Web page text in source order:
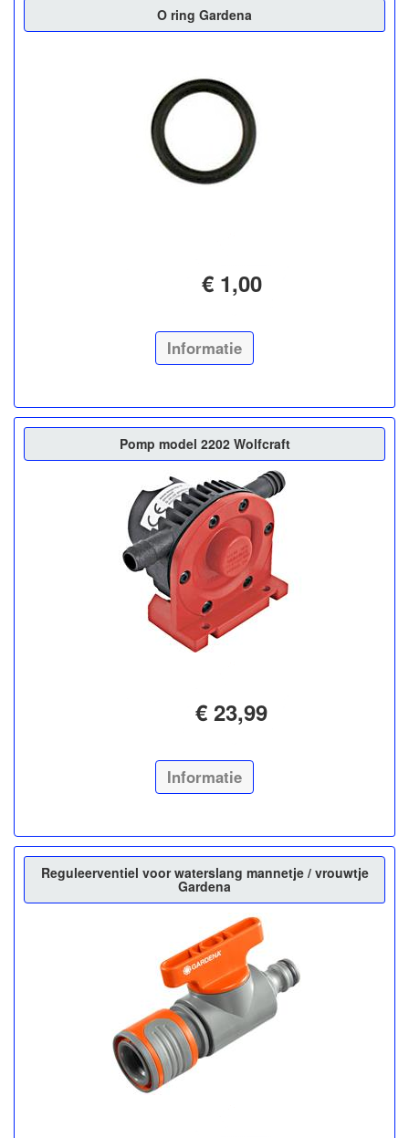
O ring Gardena
€ 1,00
Informatie
Pomp model 2202 Wolfcraft
€ 23,99
Informatie
Reguleerventiel voor waterslang mannetje / vrouwtje
Gardena